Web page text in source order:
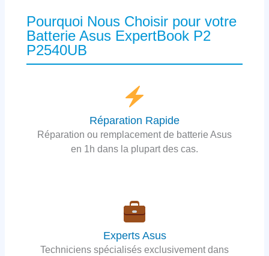
Pourquoi Nous Choisir pour votre
Batterie Asus ExpertBook P2
P2540UB
Réparation Rapide
Réparation ou remplacement de batterie Asus
en 1h dans la plupart des cas.
Experts Asus
Techniciens spécialisés exclusivement dans